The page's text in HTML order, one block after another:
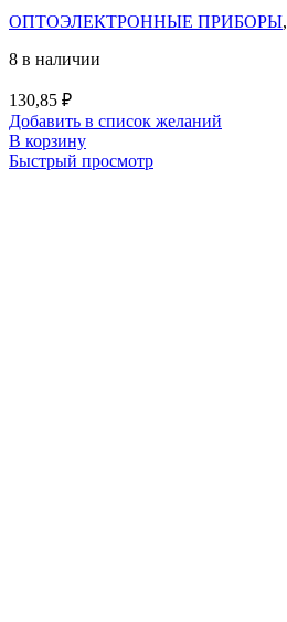
ОПТОЭЛЕКТРОННЫЕ ПРИБОРЫ,
8 в наличии
130,85 ₽
Добавить в список желаний
В корзину
Быстрый просмотр